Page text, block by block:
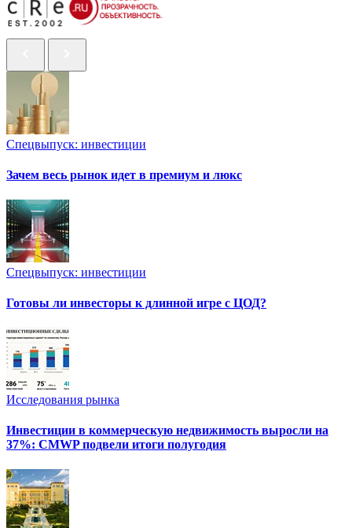
Спецвыпуск: инвестиции
Зачем весь рынок идет в премиум и люкс
Спецвыпуск: инвестиции
Готовы ли инвесторы к длинной игре с ЦОД?
Исследования рынка
Инвестиции в коммерческую недвижимость выросли на
37%: CMWP подвели итоги полугодия